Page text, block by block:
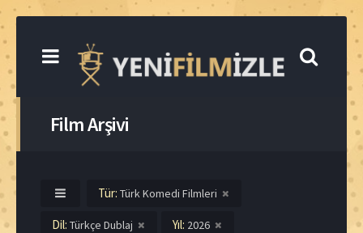
Film Arşivi
Tür: Türk Komedi Filmleri
Dil: Türkçe Dublaj Yıl: 2026